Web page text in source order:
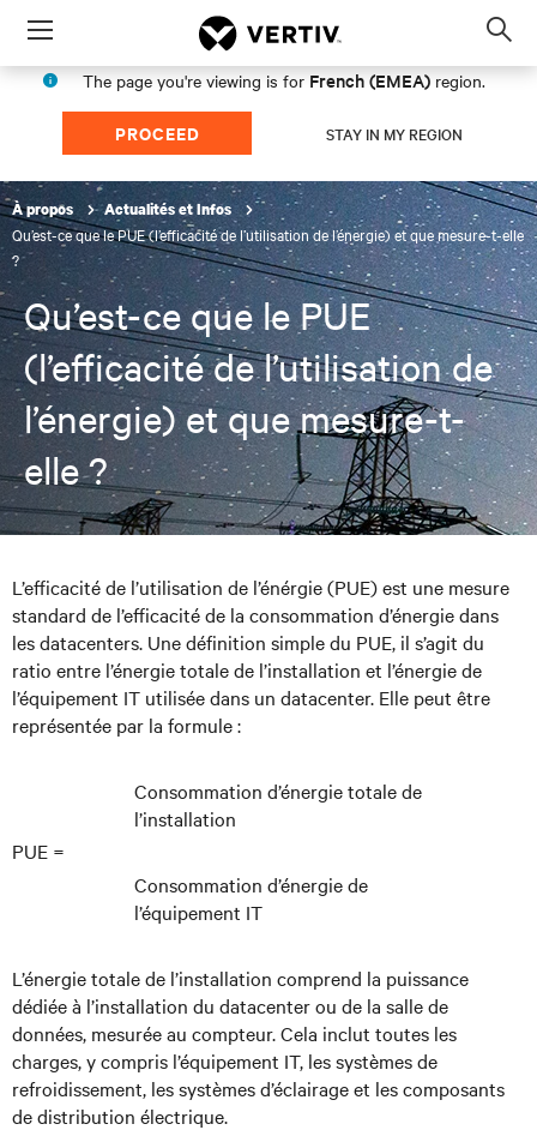
Menu
The page you're viewing is for French (EMEA) region.
PROCEED STAY IN MY REGION
À propos Actualités et Infos
Qu’est-ce que le PUE (l’efficacité de l’utilisation de l’énergie) et que mesure-t-elle
?
Qu’est-ce que le PUE
(l’efficacité de l’utilisation de
l’énergie) et que mesure-t-
elle ?
L’efficacité de l’utilisation de l’énérgie (PUE) est une mesure
standard de l’efficacité de la consommation d’énergie dans
les datacenters. Une définition simple du PUE, il s’agit du
ratio entre l’énergie totale de l’installation et l’énergie de
l’équipement IT utilisée dans un datacenter. Elle peut être
représentée par la formule :
PUE =
Consommation d’énergie totale de
l’installation
Consommation d’énergie de
l’équipement IT
L’énergie totale de l’installation comprend la puissance
dédiée à l’installation du datacenter ou de la salle de
données, mesurée au compteur. Cela inclut toutes les
charges, y compris l’équipement IT, les systèmes de
refroidissement, les systèmes d’éclairage et les composants
de distribution électrique.